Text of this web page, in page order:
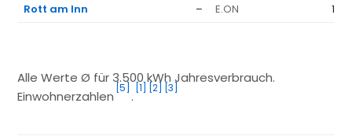
Rott am Inn – E.ON
Alle Werte Ø für 3.500 kWh Jahresverbrauch.
Einwohnerzahlen
[5]
.
[1] [2] [3]